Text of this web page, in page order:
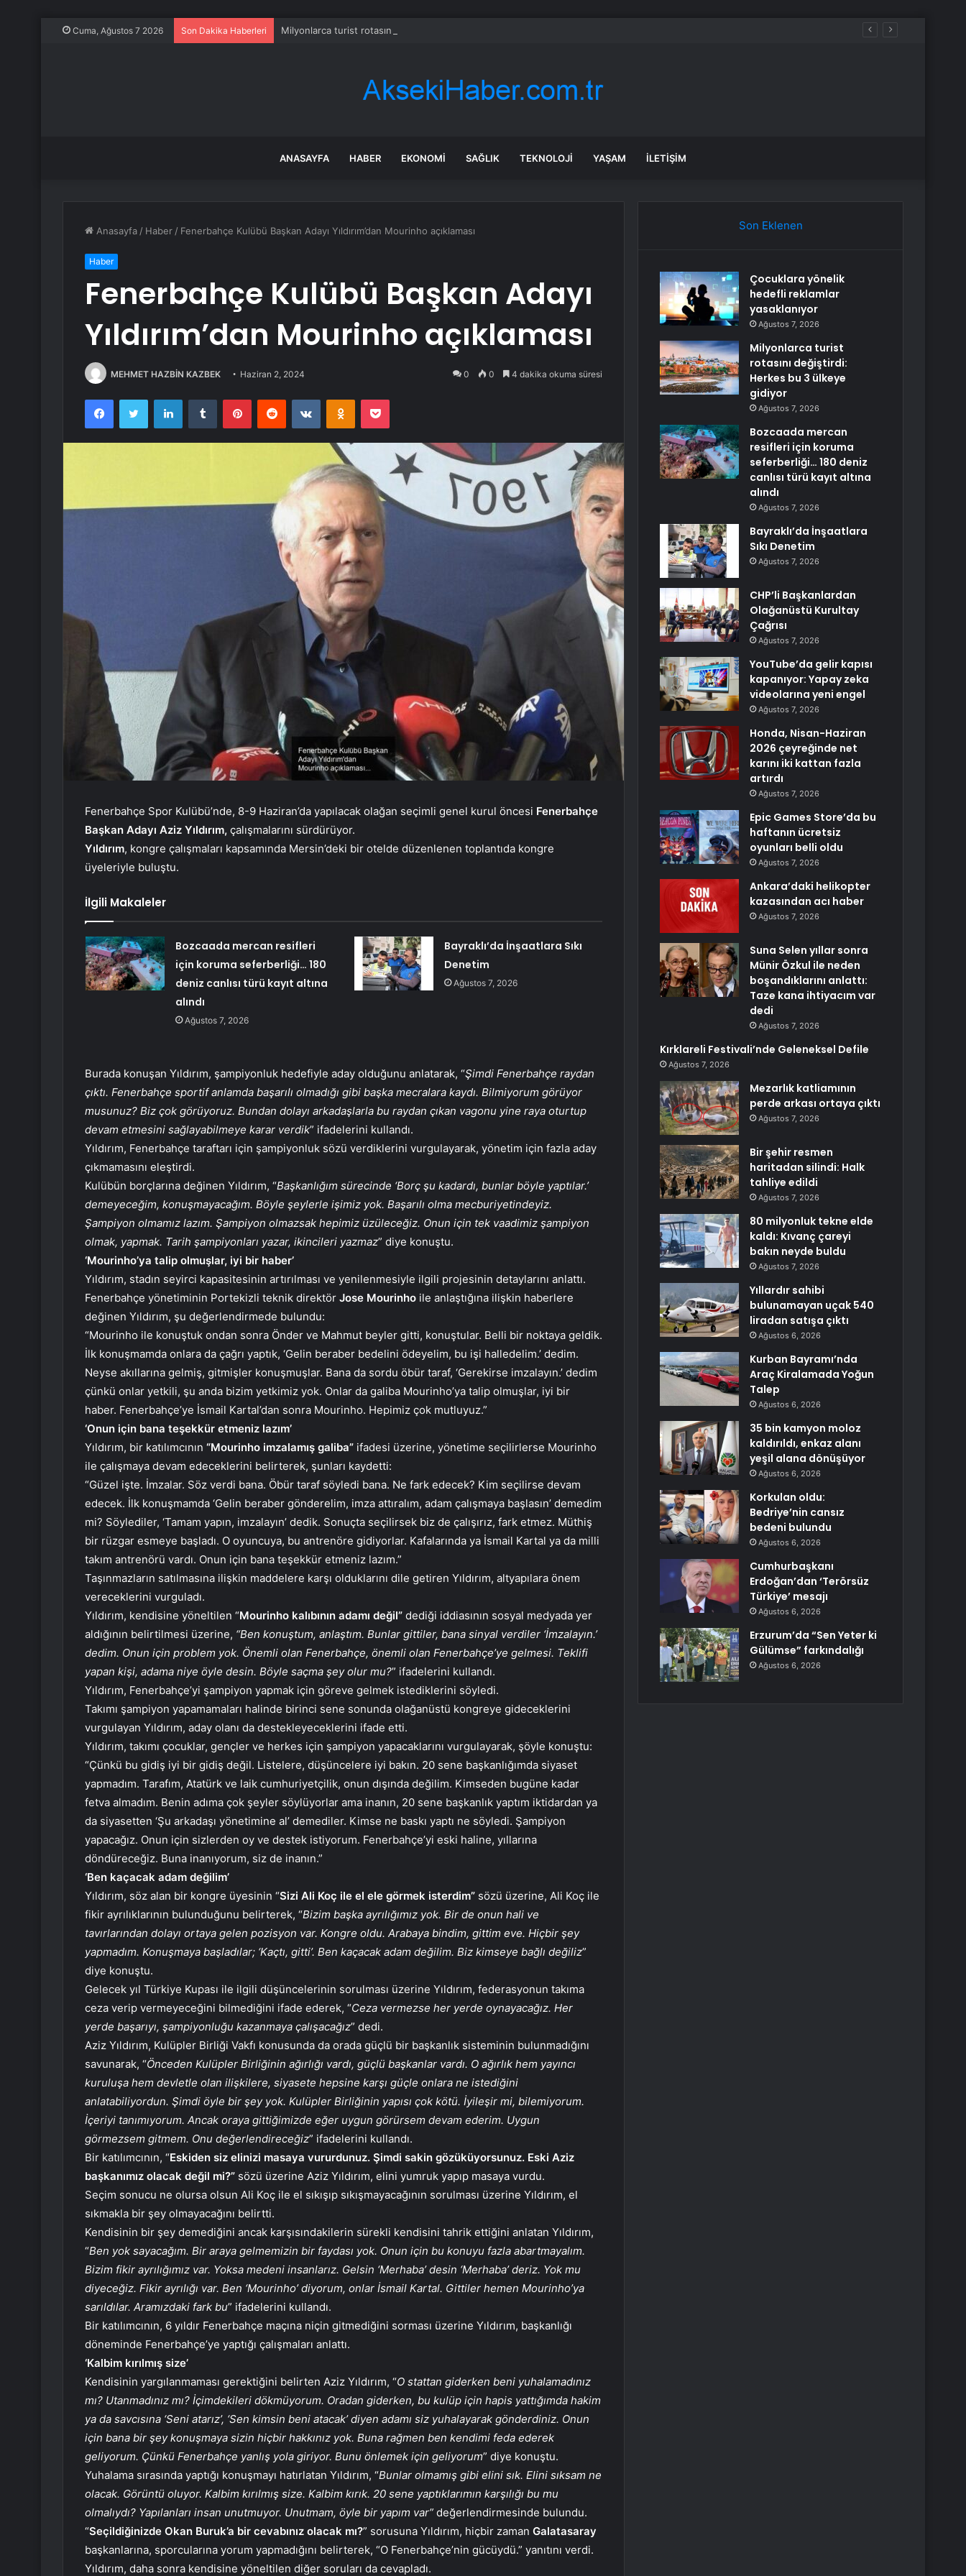
Cuma, Ağustos 7 2026 Son Dakika Haberleri Milyonlarca turist rotasını değiştirdi: Herkes bu 3 ülkeye gidiyor
ANASAYFA HABER EKONOMI SAĞLIK TEKNOLOJI YAŞAM İLETIŞIM
Anasayfa / Haber / Fenerbahçe Kulübü Başkan Adayı Yıldırım’dan Mourinho açıklaması
Haber
Fenerbahçe Kulübü Başkan Adayı
Yıldırım’dan Mourinho açıklaması
MEHMET HAZBİN KAZBEK Haziran 2, 2024 0 0 4 dakika okuma süresi
FacebookTwitter LinkedInTumblr PinterestReddit VKontakteOdnoklassniki
Pocket
Fenerbahçe Spor Kulübü’nde, 8-9 Haziran’da yapılacak olağan seçimli genel kurul öncesi Fenerbahçe
Başkan Adayı Aziz Yıldırım, çalışmalarını sürdürüyor.
Yıldırım, kongre çalışmaları kapsamında Mersin’deki bir otelde düzenlenen toplantıda kongre
üyeleriyle buluştu.
İlgili Makaleler
Bozcaada mercan resifleri
için koruma seferberliği… 180
deniz canlısı türü kayıt altına
alındı
Ağustos 7, 2026
Bayraklı’da İnşaatlara Sıkı
Denetim
Ağustos 7, 2026
Burada konuşan Yıldırım, şampiyonluk hedefiyle aday olduğunu anlatarak, “Şimdi Fenerbahçe raydan
çıktı. Fenerbahçe sportif anlamda başarılı olmadığı gibi başka mecralara kaydı. Bilmiyorum görüyor
musunuz? Biz çok görüyoruz. Bundan dolayı arkadaşlarla bu raydan çıkan vagonu yine raya oturtup
devam etmesini sağlayabilmeye karar verdik” ifadelerini kullandı.
Yıldırım, Fenerbahçe taraftarı için şampiyonluk sözü verdiklerini vurgulayarak, yönetim için fazla aday
çıkmamasını eleştirdi.
Kulübün borçlarına değinen Yıldırım, “Başkanlığım sürecinde ‘Borç şu kadardı, bunlar böyle yaptılar.’
demeyeceğim, konuşmayacağım. Böyle şeylerle işimiz yok. Başarılı olma mecburiyetindeyiz.
Şampiyon olmamız lazım. Şampiyon olmazsak hepimiz üzüleceğiz. Onun için tek vaadimiz şampiyon
olmak, yapmak. Tarih şampiyonları yazar, ikincileri yazmaz” diye konuştu.
‘Mourinho’ya talip olmuşlar, iyi bir haber’
Yıldırım, stadın seyirci kapasitesinin artırılması ve yenilenmesiyle ilgili projesinin detaylarını anlattı.
Fenerbahçe yönetiminin Portekizli teknik direktör Jose Mourinho ile anlaştığına ilişkin haberlere
değinen Yıldırım, şu değerlendirmede bulundu:
“Mourinho ile konuştuk ondan sonra Önder ve Mahmut beyler gitti, konuştular. Belli bir noktaya geldik.
İlk konuşmamda onlara da çağrı yaptık, ‘Gelin beraber bedelini ödeyelim, bu işi halledelim.’ dedim.
Neyse akıllarına gelmiş, gitmişler konuşmuşlar. Bana da sordu öbür taraf, ‘Gerekirse imzalayın.’ dedim
çünkü onlar yetkili, şu anda bizim yetkimiz yok. Onlar da galiba Mourinho’ya talip olmuşlar, iyi bir
haber. Fenerbahçe’ye İsmail Kartal’dan sonra Mourinho. Hepimiz çok mutluyuz.”
‘Onun için bana teşekkür etmeniz lazım’
Yıldırım, bir katılımcının “Mourinho imzalamış galiba” ifadesi üzerine, yönetime seçilirlerse Mourinho
ile çalışmaya devam edeceklerini belirterek, şunları kaydetti:
“Güzel işte. İmzalar. Söz verdi bana. Öbür taraf söyledi bana. Ne fark edecek? Kim seçilirse devam
edecek. İlk konuşmamda ‘Gelin beraber gönderelim, imza attıralım, adam çalışmaya başlasın’ demedim
mi? Söylediler, ‘Tamam yapın, imzalayın’ dedik. Sonuçta seçilirsek biz de çalışırız, fark etmez. Müthiş
bir rüzgar esmeye başladı. O oyuncuya, bu antrenöre gidiyorlar. Kafalarında ya İsmail Kartal ya da milli
takım antrenörü vardı. Onun için bana teşekkür etmeniz lazım.”
Taşınmazların satılmasına ilişkin maddelere karşı olduklarını dile getiren Yıldırım, altyapılara önem
vereceklerini vurguladı.
Yıldırım, kendisine yöneltilen “Mourinho kalıbının adamı değil” dediği iddiasının sosyal medyada yer
aldığının belirtilmesi üzerine, “Ben konuştum, anlaştım. Bunlar gittiler, bana sinyal verdiler ‘İmzalayın.’
dedim. Onun için problem yok. Önemli olan Fenerbahçe, önemli olan Fenerbahçe’ye gelmesi. Teklifi
yapan kişi, adama niye öyle desin. Böyle saçma şey olur mu?” ifadelerini kullandı.
Yıldırım, Fenerbahçe’yi şampiyon yapmak için göreve gelmek istediklerini söyledi.
Takımı şampiyon yapamamaları halinde birinci sene sonunda olağanüstü kongreye gideceklerini
vurgulayan Yıldırım, aday olanı da destekleyeceklerini ifade etti.
Yıldırım, takımı çocuklar, gençler ve herkes için şampiyon yapacaklarını vurgulayarak, şöyle konuştu:
“Çünkü bu gidiş iyi bir gidiş değil. Listelere, düşüncelere iyi bakın. 20 sene başkanlığımda siyaset
yapmadım. Tarafım, Atatürk ve laik cumhuriyetçilik, onun dışında değilim. Kimseden bugüne kadar
fetva almadım. Benin adıma çok şeyler söylüyorlar ama inanın, 20 sene başkanlık yaptım iktidardan ya
da siyasetten ‘Şu arkadaşı yönetimine al’ demediler. Kimse ne baskı yaptı ne söyledi. Şampiyon
yapacağız. Onun için sizlerden oy ve destek istiyorum. Fenerbahçe’yi eski haline, yıllarına
döndüreceğiz. Buna inanıyorum, siz de inanın.”
‘Ben kaçacak adam değilim’
Yıldırım, söz alan bir kongre üyesinin “Sizi Ali Koç ile el ele görmek isterdim” sözü üzerine, Ali Koç ile
fikir ayrılıklarının bulunduğunu belirterek, “Bizim başka ayrılığımız yok. Bir de onun hali ve
tavırlarından dolayı ortaya gelen pozisyon var. Kongre oldu. Arabaya bindim, gittim eve. Hiçbir şey
yapmadım. Konuşmaya başladılar; ‘Kaçtı, gitti’. Ben kaçacak adam değilim. Biz kimseye bağlı değiliz”
diye konuştu.
Gelecek yıl Türkiye Kupası ile ilgili düşüncelerinin sorulması üzerine Yıldırım, federasyonun takıma
ceza verip vermeyeceğini bilmediğini ifade ederek, “Ceza vermezse her yerde oynayacağız. Her
yerde başarıyı, şampiyonluğu kazanmaya çalışacağız” dedi.
Aziz Yıldırım, Kulüpler Birliği Vakfı konusunda da orada güçlü bir başkanlık sisteminin bulunmadığını
savunarak, “Önceden Kulüpler Birliğinin ağırlığı vardı, güçlü başkanlar vardı. O ağırlık hem yayıncı
kuruluşa hem devletle olan ilişkilere, siyasete hepsine karşı güçle onlara ne istediğini
anlatabiliyordun. Şimdi öyle bir şey yok. Kulüpler Birliğinin yapısı çok kötü. İyileşir mi, bilemiyorum.
İçeriyi tanımıyorum. Ancak oraya gittiğimizde eğer uygun görürsem devam ederim. Uygun
görmezsem gitmem. Onu değerlendireceğiz” ifadelerini kullandı.
Bir katılımcının, “Eskiden siz elinizi masaya vururdunuz. Şimdi sakin gözüküyorsunuz. Eski Aziz
başkanımız olacak değil mi?” sözü üzerine Aziz Yıldırım, elini yumruk yapıp masaya vurdu.
Seçim sonucu ne olursa olsun Ali Koç ile el sıkışıp sıkışmayacağının sorulması üzerine Yıldırım, el
sıkmakla bir şey olmayacağını belirtti.
Kendisinin bir şey demediğini ancak karşısındakilerin sürekli kendisini tahrik ettiğini anlatan Yıldırım,
“Ben yok sayacağım. Bir araya gelmemizin bir faydası yok. Onun için bu konuyu fazla abartmayalım.
Bizim fikir ayrılığımız var. Yoksa medeni insanlarız. Gelsin ‘Merhaba’ desin ‘Merhaba’ deriz. Yok mu
diyeceğiz. Fikir ayrılığı var. Ben ‘Mourinho’ diyorum, onlar İsmail Kartal. Gittiler hemen Mourinho’ya
sarıldılar. Aramızdaki fark bu” ifadelerini kullandı.
Bir katılımcının, 6 yıldır Fenerbahçe maçına niçin gitmediğini sorması üzerine Yıldırım, başkanlığı
döneminde Fenerbahçe’ye yaptığı çalışmaları anlattı.
‘Kalbim kırılmış size’
Kendisinin yargılanmaması gerektiğini belirten Aziz Yıldırım, “O stattan giderken beni yuhalamadınız
mı? Utanmadınız mı? İçimdekileri dökmüyorum. Oradan giderken, bu kulüp için hapis yattığımda hakim
ya da savcısına ‘Seni atarız’, ‘Sen kimsin beni atacak’ diyen adamı siz yuhalayarak gönderdiniz. Onun
için bana bir şey konuşmaya sizin hiçbir hakkınız yok. Buna rağmen ben kendimi feda ederek
geliyorum. Çünkü Fenerbahçe yanlış yola giriyor. Bunu önlemek için geliyorum” diye konuştu.
Yuhalama sırasında yaptığı konuşmayı hatırlatan Yıldırım, “Bunlar olmamış gibi elini sık. Elini sıksam ne
olacak. Görüntü oluyor. Kalbim kırılmış size. Kalbim kırık. 20 sene yaptıklarımın karşılığı bu mu
olmalıydı? Yapılanları insan unutmuyor. Unutmam, öyle bir yapım var” değerlendirmesinde bulundu.
“Seçildiğinizde Okan Buruk’a bir cevabınız olacak mı?” sorusuna Yıldırım, hiçbir zaman Galatasaray
başkanlarına, sporcularına yorum yapmadığını belirterek, “O Fenerbahçe’nin gücüydü.” yanıtını verdi.
Yıldırım, daha sonra kendisine yöneltilen diğer soruları da cevapladı.
Son Eklenen
Çocuklara yönelik
hedefli reklamlar
yasaklanıyor
Ağustos 7, 2026
Milyonlarca turist
rotasını değiştirdi:
Herkes bu 3 ülkeye
gidiyor
Ağustos 7, 2026
Bozcaada mercan
resifleri için koruma
seferberliği… 180 deniz
canlısı türü kayıt altına
alındı
Ağustos 7, 2026
Bayraklı’da İnşaatlara
Sıkı Denetim
Ağustos 7, 2026
CHP’li Başkanlardan
Olağanüstü Kurultay
Çağrısı
Ağustos 7, 2026
YouTube’da gelir kapısı
kapanıyor: Yapay zeka
videolarına yeni engel
Ağustos 7, 2026
Honda, Nisan-Haziran
2026 çeyreğinde net
karını iki kattan fazla
artırdı
Ağustos 7, 2026
Epic Games Store’da bu
haftanın ücretsiz
oyunları belli oldu
Ağustos 7, 2026
Ankara’daki helikopter
kazasından acı haber
Ağustos 7, 2026
Suna Selen yıllar sonra
Münir Özkul ile neden
boşandıklarını anlattı:
Taze kana ihtiyacım var
dedi
Ağustos 7, 2026
Kırklareli Festivali’nde Geleneksel Defile
Ağustos 7, 2026
Mezarlık katliamının
perde arkası ortaya çıktı
Ağustos 7, 2026
Bir şehir resmen
haritadan silindi: Halk
tahliye edildi
Ağustos 7, 2026
80 milyonluk tekne elde
kaldı: Kıvanç çareyi
bakın neyde buldu
Ağustos 7, 2026
Yıllardır sahibi
bulunamayan uçak 540
liradan satışa çıktı
Ağustos 6, 2026
Kurban Bayramı’nda
Araç Kiralamada Yoğun
Talep
Ağustos 6, 2026
35 bin kamyon moloz
kaldırıldı, enkaz alanı
yeşil alana dönüşüyor
Ağustos 6, 2026
Korkulan oldu:
Bedriye’nin cansız
bedeni bulundu
Ağustos 6, 2026
Cumhurbaşkanı
Erdoğan’dan ‘Terörsüz
Türkiye’ mesajı
Ağustos 6, 2026
Erzurum’da “Sen Yeter ki
Gülümse” farkındalığı
Ağustos 6, 2026